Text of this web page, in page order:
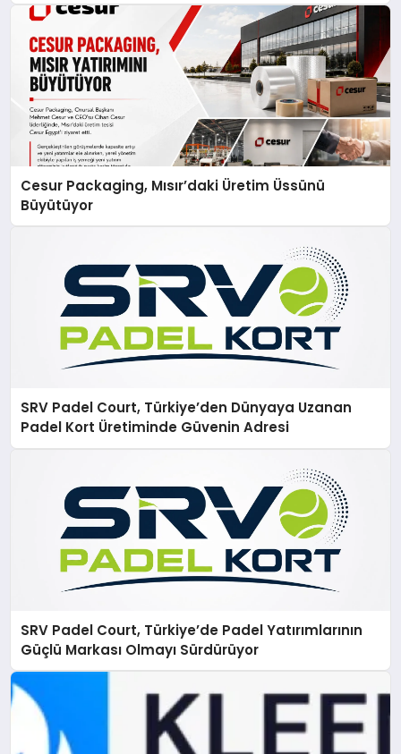
Cesur Packaging, Mısır’daki Üretim Üssünü
Büyütüyor
SRV Padel Court, Türkiye’den Dünyaya Uzanan
Padel Kort Üretiminde Güvenin Adresi
SRV Padel Court, Türkiye’de Padel Yatırımlarının
Güçlü Markası Olmayı Sürdürüyor